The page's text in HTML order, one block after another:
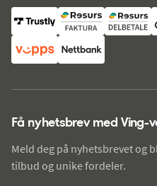
Få nyhetsbrev med Ving-
Meld deg på nyhetsbrevet og
tilbud og unike fordeler.